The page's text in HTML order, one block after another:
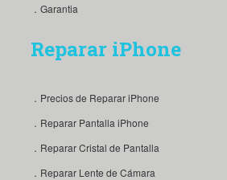
．Garantia
Reparar iPhone
．Precios de Reparar iPhone
．Reparar Pantalla iPhone
．Reparar Cristal de Pantalla
．Reparar Lente de Cámara